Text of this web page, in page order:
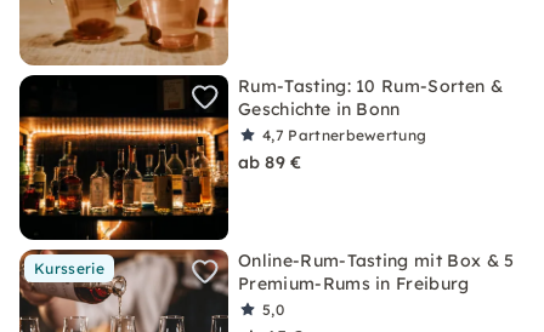
Rum-Tasting: 10 Rum-Sorten &
Geschichte in Bonn
4,7 Partnerbewertung
ab 89 €
Kursserie
Online-Rum-Tasting mit Box & 5
Premium-Rums in Freiburg
5,0